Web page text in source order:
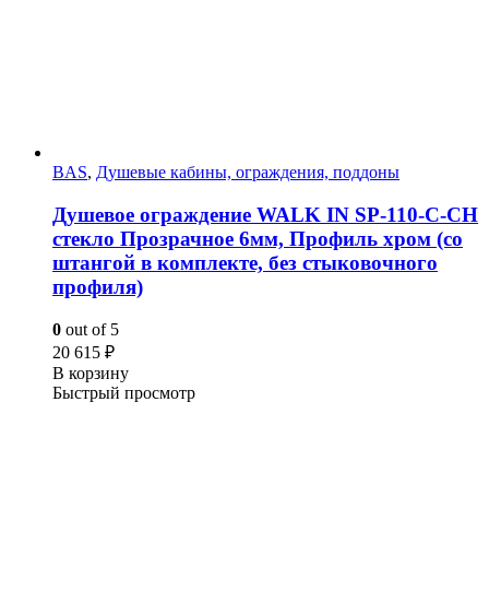
BAS, Душевые кабины, ограждения, поддоны
Душевое ограждение WALK IN SP-110-C-CH
стекло Прозрачное 6мм, Профиль хром (со
штангой в комплекте, без стыковочного
профиля)
0 out of 5
20 615 ₽
В корзину
Быстрый просмотр